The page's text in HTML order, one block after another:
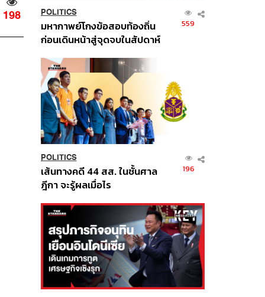
198 POLITICS
มหากาพย์โกงข้อสอบท้องถิ่น
ก่อนเดินหน้าสู่จุดจบในสัปดาห์
559
POLITICS
เส้นทางคดี 44 สส. ในชั้นศาล
ฎีกา จะรู้ผลเมื่อไร
196